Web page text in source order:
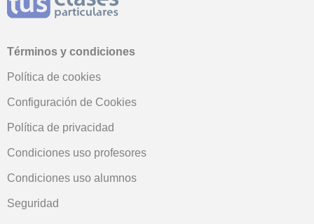
Términos y condiciones
Política de cookies
Configuración de Cookies
Política de privacidad
Condiciones uso profesores
Condiciones uso alumnos
Seguridad